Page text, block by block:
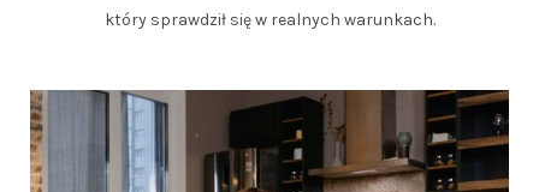
który sprawdził się w realnych warunkach.